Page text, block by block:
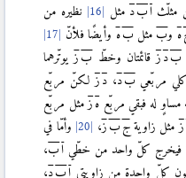
مثلّثا بد مثل
نظيره من
ه وب مثل ب ه وأيضًا فلأنّ
بد ز قائمتان وخطّ ب ز يوتّرهما
مربّعي ب د،د ز لكنّ مربّع
مساوٍ له فبقي مربّع ه ز مثل مربّع
ز مثل زاويةج ب ز،
وأمّا في
فيخرج كلّ واحد من خطّي ا ب،
كلّ واحدة من زاويتي ا بد،